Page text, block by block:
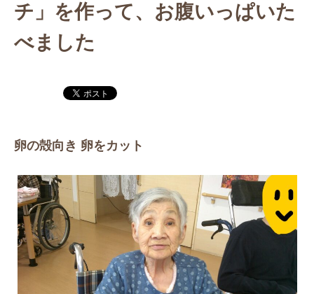
チ」を作って、お腹いっぱいた
べました
卵の殻向き 卵をカット